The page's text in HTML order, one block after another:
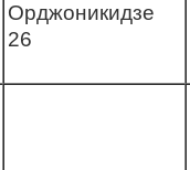
Орджоникидзе
26